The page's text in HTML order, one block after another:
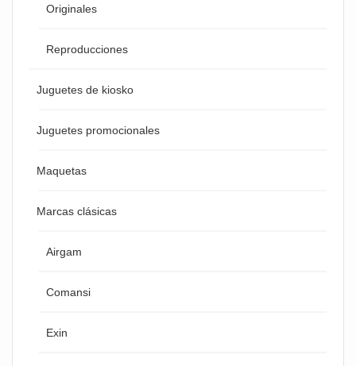
Originales
Reproducciones
Juguetes de kiosko
Juguetes promocionales
Maquetas
Marcas clásicas
Airgam
Comansi
Exin